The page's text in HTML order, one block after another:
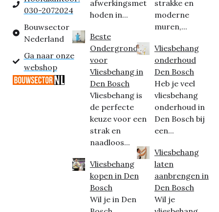
030-2072024
Bouwsector
Nederland
Ga naar onze
webshop
afwerkingsmet
hoden in...
Beste
Ondergrond
voor
Vliesbehang in
Den Bosch
Vliesbehang is
de perfecte
keuze voor een
strak en
naadloos...
Vliesbehang
kopen in Den
Bosch
Wil je in Den
strakke en
moderne
muren,...
Vliesbehang
onderhoud
Den Bosch
Heb je veel
vliesbehang
onderhoud in
Den Bosch bij
een...
Vliesbehang
laten
aanbrengen in
Den Bosch
Wil je